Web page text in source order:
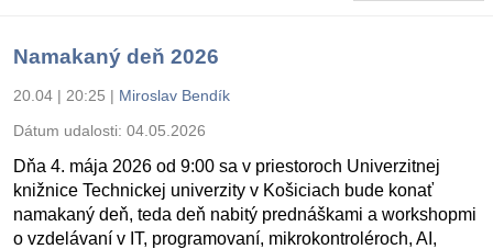
Namakaný deň 2026
20.04 | 20:25 | Miroslav Bendík
Dátum udalosti: 04.05.2026
Dňa 4. mája 2026 od 9:00 sa v priestoroch Univerzitnej
knižnice Technickej univerzity v Košiciach bude konať
namakaný deň, teda deň nabitý prednáškami a workshopmi
o vzdelávaní v IT, programovaní, mikrokontroléroch, AI,